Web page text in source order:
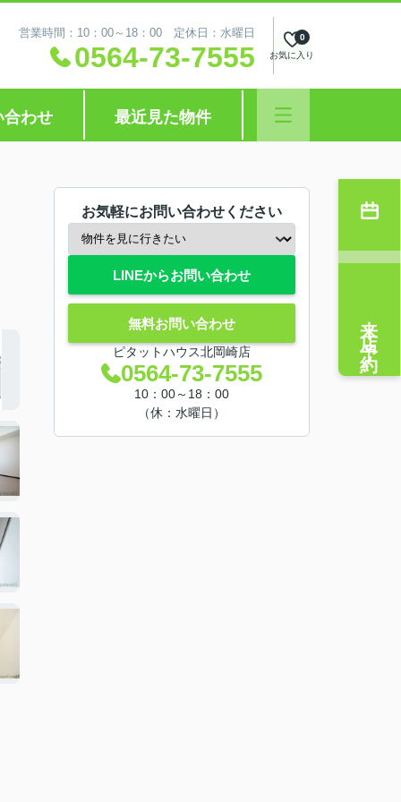
営業時間：10：00～18：00 定休日：水曜日
0564-73-7555 お気に入り
0
合わせ 最近見た物件
お気軽にお問い合わせください
LINEからお問い合わせ
無料お問い合わせ
ピタットハウス北岡崎店
0564-73-7555
10：00～18：00
（休：水曜日）
来店予約